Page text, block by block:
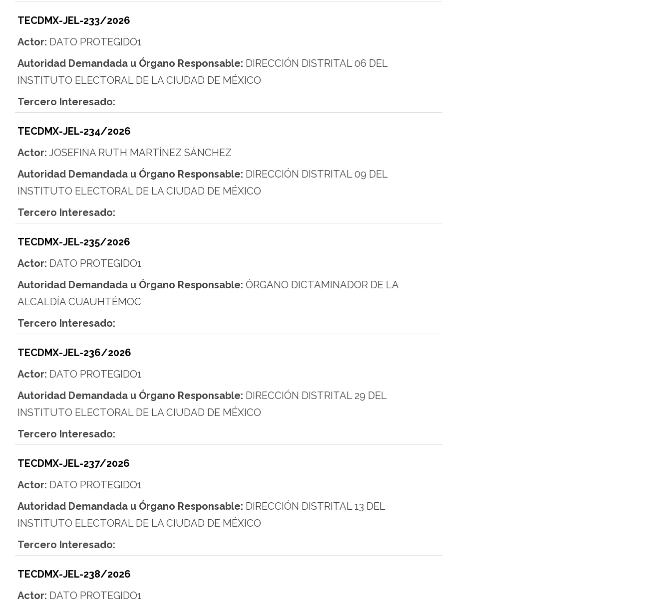
TECDMX-JEL-233/2026
Actor: DATO PROTEGIDO1
Autoridad Demandada u Órgano Responsable: DIRECCIÓN DISTRITAL 06 DEL
INSTITUTO ELECTORAL DE LA CIUDAD DE MÉXICO
Tercero Interesado:
TECDMX-JEL-234/2026
Actor: JOSEFINA RUTH MARTÍNEZ SÁNCHEZ
Autoridad Demandada u Órgano Responsable: DIRECCIÓN DISTRITAL 09 DEL
INSTITUTO ELECTORAL DE LA CIUDAD DE MÉXICO
Tercero Interesado:
TECDMX-JEL-235/2026
Actor: DATO PROTEGIDO1
Autoridad Demandada u Órgano Responsable: ÓRGANO DICTAMINADOR DE LA
ALCALDÍA CUAUHTÉMOC
Tercero Interesado:
TECDMX-JEL-236/2026
Actor: DATO PROTEGIDO1
Autoridad Demandada u Órgano Responsable: DIRECCIÓN DISTRITAL 29 DEL
INSTITUTO ELECTORAL DE LA CIUDAD DE MÉXICO
Tercero Interesado:
TECDMX-JEL-237/2026
Actor: DATO PROTEGIDO1
Autoridad Demandada u Órgano Responsable: DIRECCIÓN DISTRITAL 13 DEL
INSTITUTO ELECTORAL DE LA CIUDAD DE MÉXICO
Tercero Interesado:
TECDMX-JEL-238/2026
Actor: DATO PROTEGIDO1